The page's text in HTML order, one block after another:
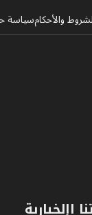
والأحكامسياسة